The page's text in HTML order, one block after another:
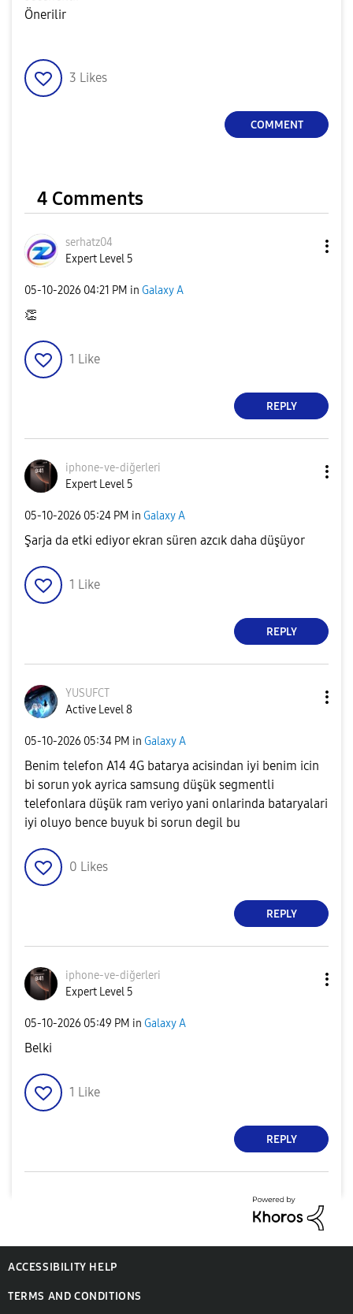
Önerilir
3 Likes
COMMENT
4 Comments
serhatz04
Expert Level 5
‎05-10-2026 04:21 PM in Galaxy A
👏
1 Like
REPLY
iphone-ve-diğerleri
Expert Level 5
‎05-10-2026 05:24 PM in Galaxy A
Şarja da etki ediyor ekran süren azcık daha düşüyor
1 Like
REPLY
YUSUFCT
Active Level 8
‎05-10-2026 05:34 PM in Galaxy A
Benim telefon A14 4G batarya acisindan iyi benim icin
bi sorun yok ayrica samsung düşük segmentli
telefonlara düşük ram veriyo yani onlarinda bataryalari
iyi oluyo bence buyuk bi sorun degil bu
0 Likes
REPLY
iphone-ve-diğerleri
Expert Level 5
‎05-10-2026 05:49 PM in Galaxy A
Belki
1 Like
REPLY
ACCESSIBILITY HELP
TERMS AND CONDITIONS